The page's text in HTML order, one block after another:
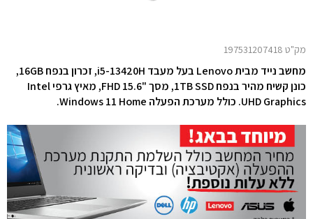
מק"ט 197531207418
מחשב נייד מבית Lenovo בעל מעבד i5-13420H
, זכרון בנפח 16GB,
כונן קשיח מהיר בנפח 1TB SSD, מסך "15.6
FHD
,מאיץ גרפיIntel
UHD Graphics. כולל מערכת הפעלה Windows 11 Home.